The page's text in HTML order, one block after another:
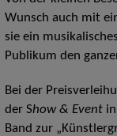
Wunsch auch mit
sie ein
Publikum den
Bei der
der Show & Eventin
Band zur